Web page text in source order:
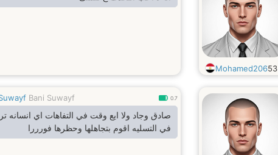
Mohamed20653
Bani Suwayf 0.7
صادق وجاد ولا ايع وقت في التفاهات اي انسانه
في التسليه اقوم بتجاهلها وحظرها فورررا